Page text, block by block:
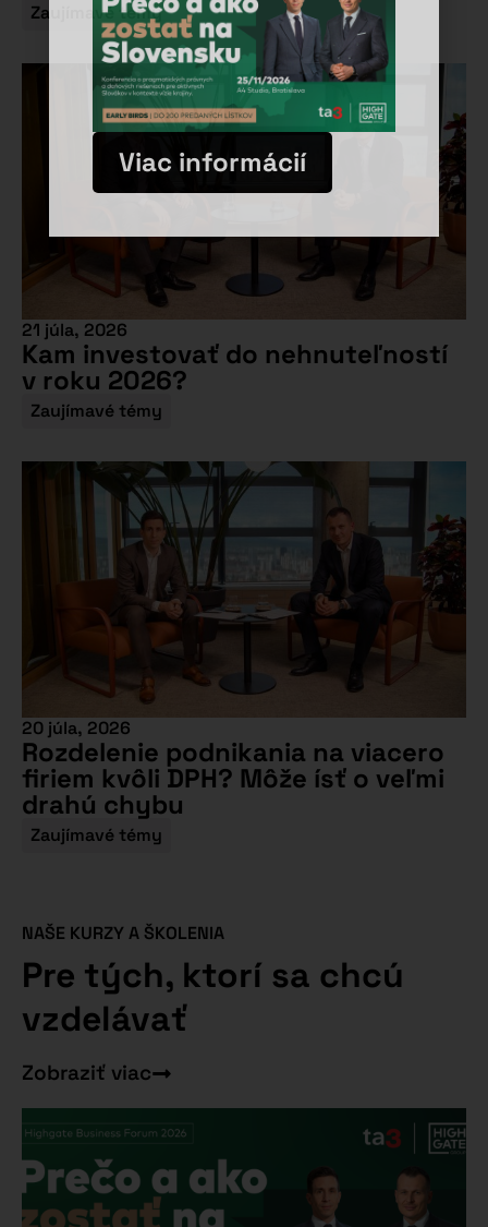
Zaujímavé témy
21 júla, 2026
Kam investovať do nehnuteľností
v roku 2026?
Zaujímavé témy
20 júla, 2026
Rozdelenie podnikania na viacero
firiem kvôli DPH? Môže ísť o veľmi
drahú chybu
Zaujímavé témy
NAŠE KURZY A ŠKOLENIA
Pre tých, ktorí sa chcú
vzdelávať
Zobraziť viac
Viac informácií